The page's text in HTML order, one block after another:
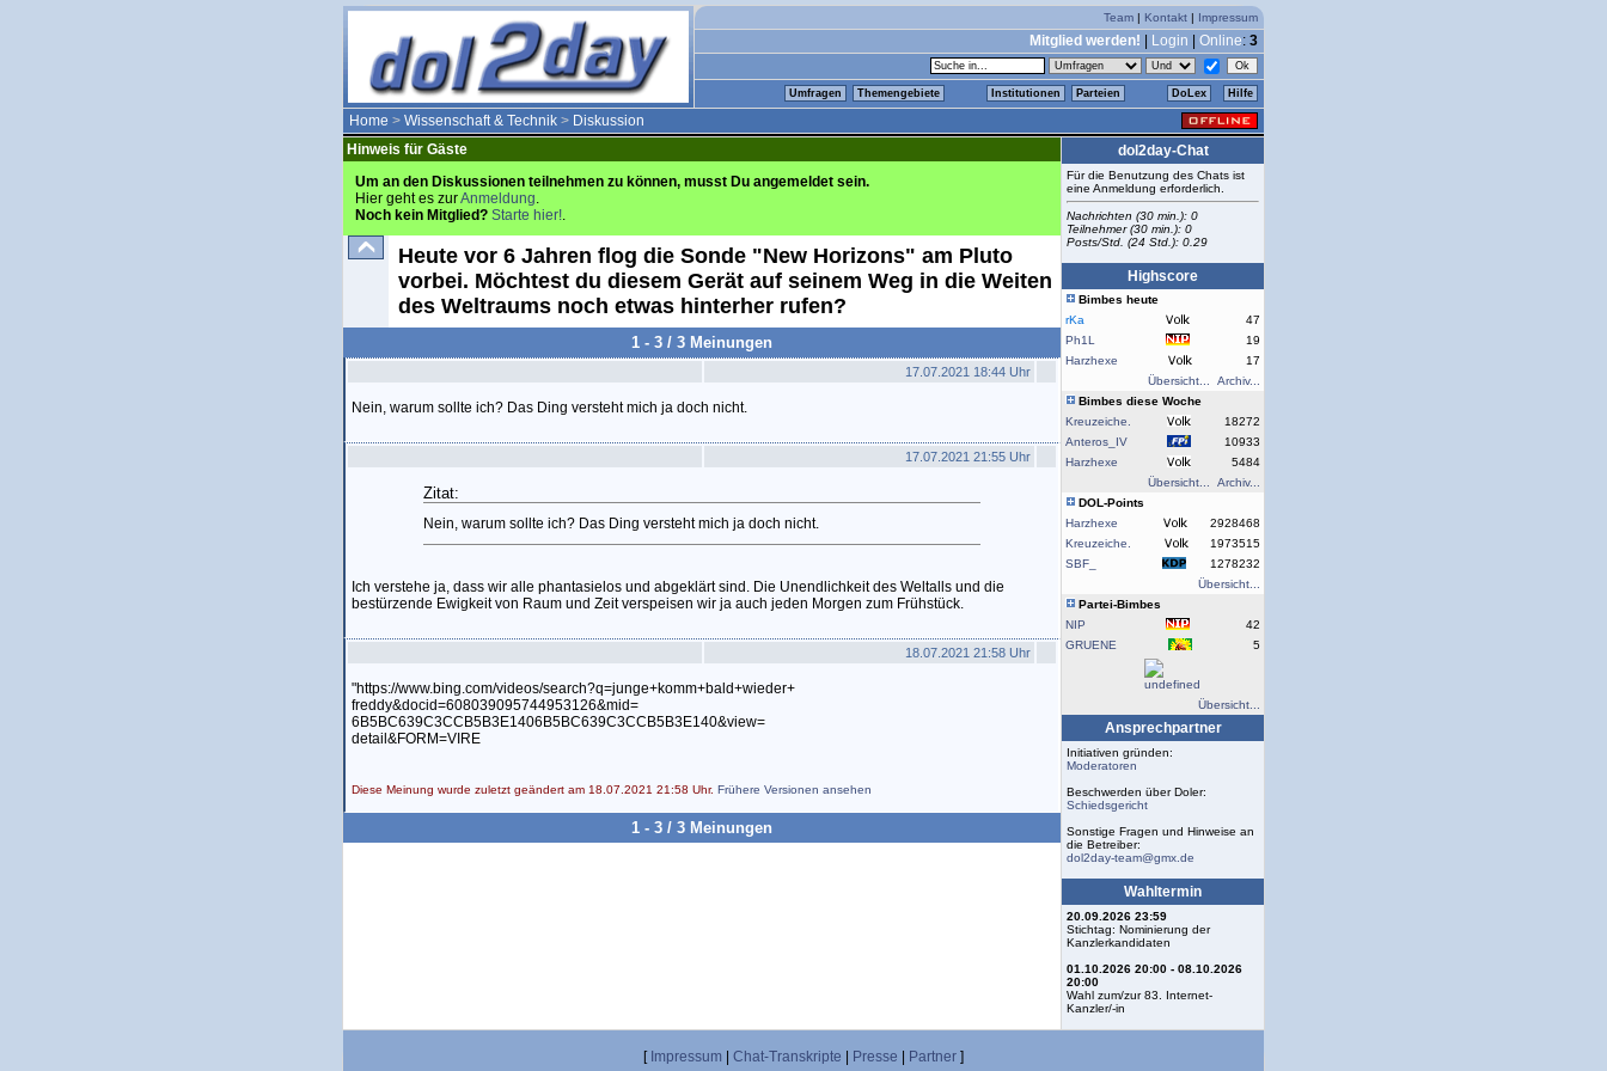
Team | Kontakt | Impressum
Mitglied werden! Login Online: 3
Umfragen Themengebiete Institutionen Parteien DoLex Hilfe
Home > Wissenschaft & Technik > Diskussion
Hinweis für Gäste
Um an den Diskussionen teilnehmen zu können, musst Du angemeldet sein.
Hier geht es zurAnmeldung.
Noch kein Mitglied? Starte hier!.
Heute vor 6 Jahren flog die Sonde "New Horizons" am Pluto
vorbei. Möchtest du diesem Gerät auf seinem Weg in die Weiten
des Weltraums noch etwas hinterher rufen?
1 - 3 / 3 Meinungen
17.07.2021 18:44 Uhr
Nein, warum sollte ich? Das Ding versteht mich ja doch nicht.
17.07.2021 21:55 Uhr
Zitat:
Nein, warum sollte ich? Das Ding versteht mich ja doch nicht.
Ich verstehe ja, dass wir alle phantasielos und abgeklärt sind. Die Unendlichkeit des Weltalls und die
bestürzende Ewigkeit von Raum und Zeit verspeisen wir ja auch jeden Morgen zum Frühstück.
18.07.2021 21:58 Uhr
"https://www.bing.com/videos/search?q=junge+komm+bald+wieder+
freddy&docid=608039095744953126&mid=
6B5BC639C3CCB5B3E1406B5BC639C3CCB5B3E140&view=
detail&FORM=VIRE
Diese Meinung wurde zuletzt geändert am 18.07.2021 21:58 Uhr. Frühere Versionen ansehen
1 - 3 / 3 Meinungen
dol2day-Chat
Für die Benutzung des Chats ist
eine Anmeldung erforderlich.
Nachrichten (30 min.): 0
Teilnehmer (30 min.): 0
Posts/Std. (24 Std.): 0.29
Highscore
Bimbes heute
rKa
47
Ph1L
19
Harzhexe
17
Übersicht...
Archiv...
Bimbes diese Woche
Kreuzeiche.
18272
Anteros_IV
10933
Harzhexe
5484
Übersicht...
Archiv...
DOL-Points
Harzhexe
2928468
Kreuzeiche.
1973515
SBF_
1278232
Übersicht...
Partei-Bimbes
NIP
42
GRUENE
5
Übersicht...
Ansprechpartner
Initiativen gründen:
Moderatoren
Beschwerden über Doler:
Schiedsgericht
Sonstige Fragen und Hinweise an
die Betreiber:
dol2day-team@gmx.de
Wahltermin
20.09.2026 23:59
Stichtag: Nominierung der
Kanzlerkandidaten
01.10.2026 20:00 - 08.10.2026
20:00
Wahl zum/zur 83. Internet-
Kanzler/-in
[ Impressum Chat-Transkripte Presse Partner ]